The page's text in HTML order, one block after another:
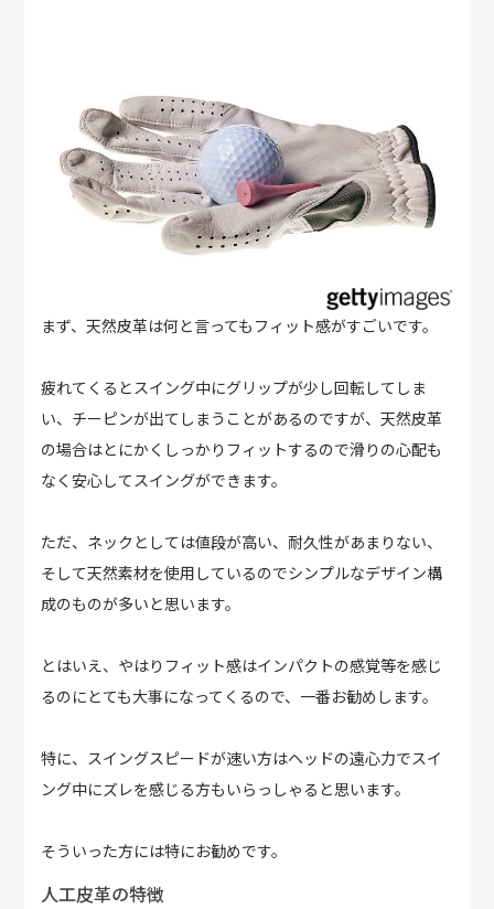
まず、天然皮革は何と言ってもフィット感がすごいです。
疲れてくるとスイング中にグリップが少し回転してしま
い、チーピンが出てしまうことがあるのですが、天然皮革
の場合はとにかくしっかりフィットするので滑りの心配も
なく安心してスイングができます。
ただ、ネックとしては値段が高い、耐久性があまりない、
そして天然素材を使用しているのでシンプルなデザイン構
成のものが多いと思います。
とはいえ、やはりフィット感はインパクトの感覚等を感じ
るのにとても大事になってくるので、一番お勧めします。
特に、スイングスピードが速い方はヘッドの遠心力でスイ
ング中にズレを感じる方もいらっしゃると思います。
そういった方には特にお勧めです。
人工皮革の特徴